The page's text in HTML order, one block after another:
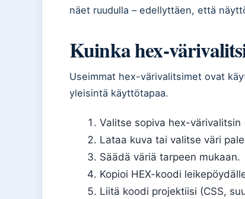
näet ruudulla – edellyttäen, että
Kuinka hex-
Useimmat hex-värivalitsimet ovat
yleisintä käyttötapaa.
Valitse sopiva hex-
Lataa kuva tai valitse väri
Säädä väriä tarpeen mukaan.
Kopioi HEX-koodi
Liitä koodi projektiisi (CSS,